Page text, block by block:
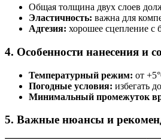
Общая толщина двух слоев
Эластичность: важна для
Адгезия: хорошее сцепление
4. Особенности нанесения и
Температурный режим: от
Погодные условия: избегать
Минимальный промежуток
5. Важные нюансы и